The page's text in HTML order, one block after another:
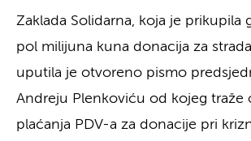
Zaklada Solidarna, koja je prikupila
pol milijuna kuna donacija za
uputila je otvoreno pismo
Andreju Plenkoviću od kojeg traže
plaćanja PDV-a za donacije pri